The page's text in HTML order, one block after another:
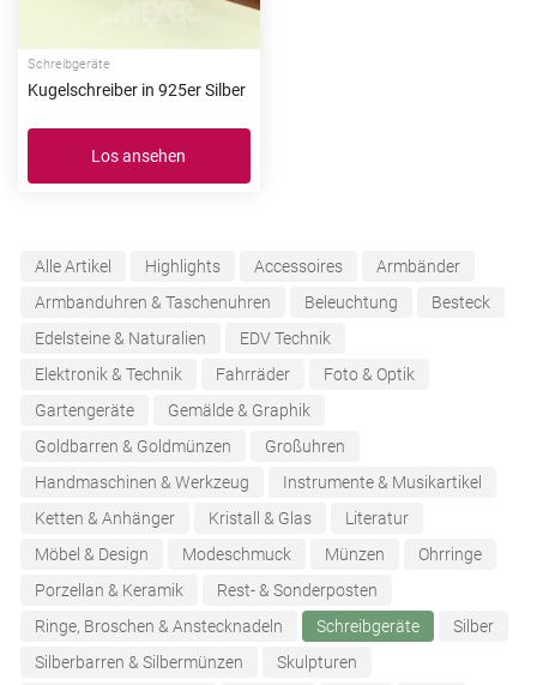
Schreibgeräte
Kugelschreiber in 925er Silber
Los ansehen
Alle Artikel Highlights Accessoires
Armbänder
Armbanduhren & Taschenuhren
Beleuchtung
Besteck
Edelsteine & Naturalien
EDV Technik
Elektronik & Technik
Fahrräder
Foto & Optik
Gartengeräte
Gemälde & Graphik
Goldbarren & Goldmünzen
Großuhren
Handmaschinen & Werkzeug
Instrumente & Musikartikel
Ketten & Anhänger
Kristall & Glas
Literatur
Möbel & Design
Modeschmuck Münzen
Ohrringe
Porzellan & Keramik
Rest- & Sonderposten
Ringe, Broschen & Anstecknadeln
Schreibgeräte
Silber
Silberbarren & Silbermünzen
Skulpturen